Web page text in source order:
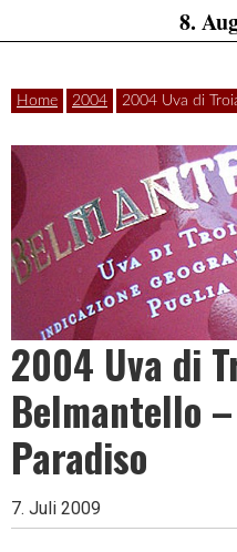
Das
Leben
ist
zu
kurz
für
8.
Home 2004 2004 Uva di
2004 Uva di
Belmantello
Paradiso
7. Juli 2009